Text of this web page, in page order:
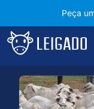
Cases
Peça
Leigado